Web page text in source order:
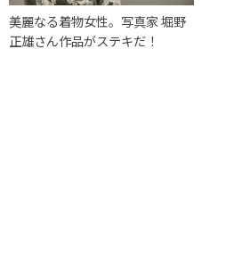
美麗なる着物女性。写真家 堀野
正雄さん作品がステキだ！